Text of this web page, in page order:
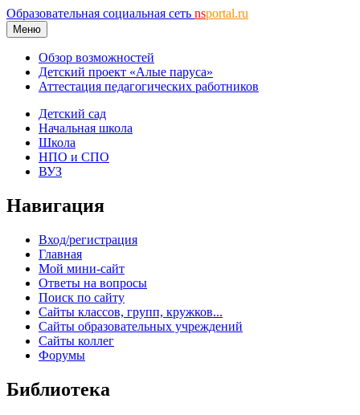
Образовательная социальная сеть nsportal.ru
Меню
Обзор возможностей
Детский проект «Алые паруса»
Аттестация педагогических работников
Детский сад
Начальная школа
Школа
НПО и СПО
ВУЗ
Навигация
Вход/регистрация
Главная
Мой мини-сайт
Ответы на вопросы
Поиск по сайту
Сайты классов, групп, кружков...
Сайты образовательных учреждений
Сайты коллег
Форумы
Библиотека